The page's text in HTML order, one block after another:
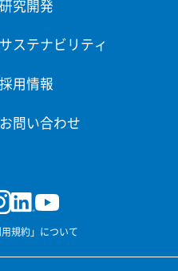
研究開発
サステナビリティ
採用情報
お問い合わせ
規約」について